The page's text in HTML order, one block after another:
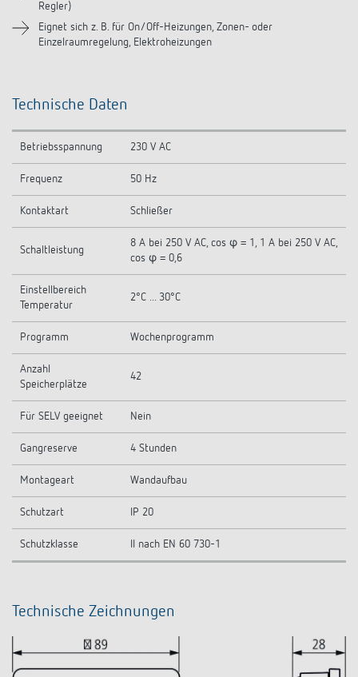
Regler)
Eignet sich z. B. für On/Off-Heizungen, Zonen- oder
Einzelraumregelung, Elektroheizungen
Technische Daten
Betriebsspannung 230 V AC
Frequenz 50 Hz
Kontaktart Schließer
Schaltleistung
8 A bei 250 V AC, cos φ = 1, 1 A bei 250 V AC,
cos φ = 0,6
Einstellbereich
Temperatur
2°C ... 30°C
Programm Wochenprogramm
Anzahl
Speicherplätze
42
Für SELV geeignet Nein
Gangreserve 4 Stunden
Montageart Wandaufbau
Schutzart IP 20
Schutzklasse II nach EN 60 730-1
Technische Zeichnungen